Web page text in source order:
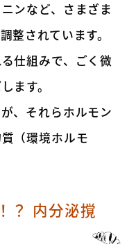
ンなど、さまざま
整されています。
仕組みで、ごく微
ます。
、それらホルモン
（環境ホルモ
？ 内分泌撹